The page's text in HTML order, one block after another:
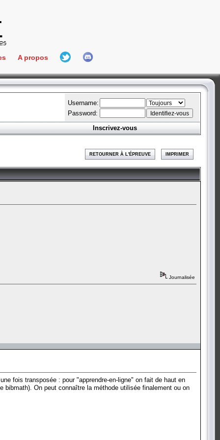
Connect
A propos
L'équipe
Hall Of Fame
Username:
Password:
Inscrivez-vous
RETOURNER À L'ÉPREUVE IMPRIMER
Journalisée
fois transposée : pour "apprendre-en-ligne" on fait de haut en
bibmath). On peut connaître la méthode utilisée finalement ou on